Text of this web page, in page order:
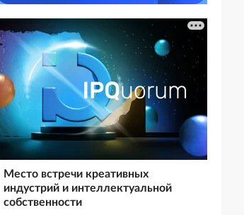
Место встречи креативных
индустрий и интеллектуальной
собственности